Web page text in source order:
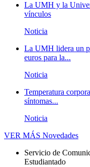
La UMH y la
vínculos
Noticia
La UMH lidera un
euros para la...
Noticia
Temperatura
síntomas...
Noticia
VER MÁS Novedades
Servicio de
Estudiantado